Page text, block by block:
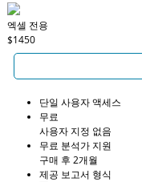
엑셀 전용
$1450
단일 사용자 액세스
무료
사용자 지정 없음
무료 분석가 지원
구매 후 2개월
제공 보고서 형식